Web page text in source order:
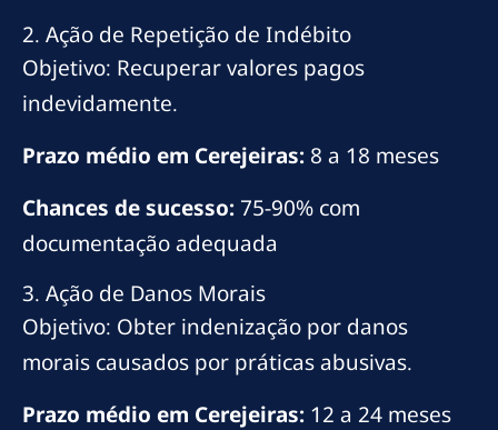
2. Ação de Repetição de Indébito
Objetivo: Recuperar valores pagos
indevidamente.
Prazo médio em Cerejeiras: 8 a 18 meses
Chances de sucesso: 75-90% com
documentação adequada
3. Ação de Danos Morais
Objetivo: Obter indenização por danos
morais causados por práticas abusivas.
Prazo médio em Cerejeiras: 12 a 24 meses